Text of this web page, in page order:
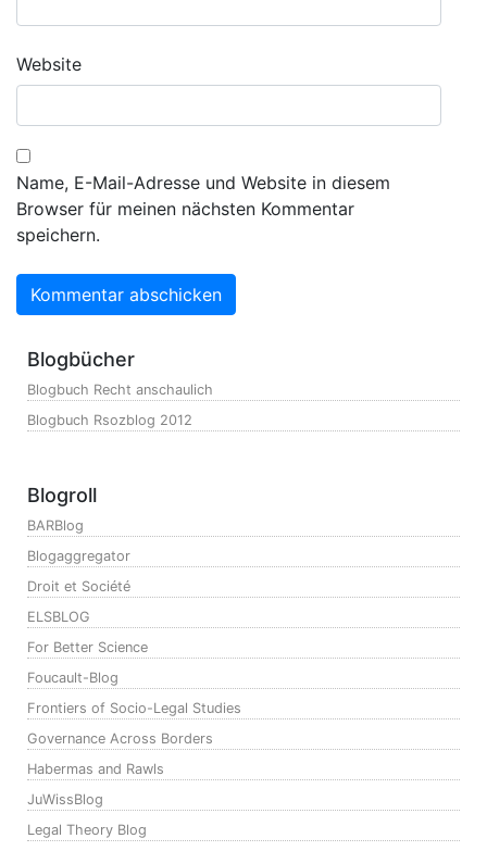
Website
Name, E-Mail-Adresse und Website in diesem
Browser für meinen nächsten Kommentar
speichern.
Blogbücher
Blogbuch Recht anschaulich
Blogbuch Rsozblog 2012
Blogroll
BARBlog
Blogaggregator
Droit et Société
ELSBLOG
For Better Science
Foucault-Blog
Frontiers of Socio-Legal Studies
Governance Across Borders
Habermas and Rawls
JuWissBlog
Legal Theory Blog